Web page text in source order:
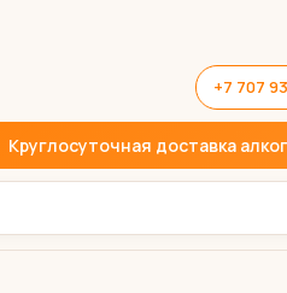
+7 707
Круглосуточная доставка